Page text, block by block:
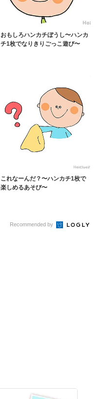
おもしろハンカチぼうし〜ハンカ
チ1枚でなりきりごっこ遊び〜
これなーんだ？〜ハンカチ1枚で
楽しめるあそび〜
Recommended by